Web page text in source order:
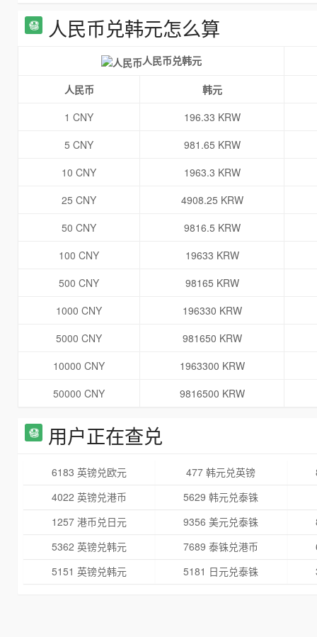
人民币兑韩元怎么算
人民币兑韩元
人民币
韩元
1 CNY
196.33 KRW
5 CNY
981.65 KRW
10 CNY
1963.3 KRW
25 CNY
4908.25 KRW
50 CNY
9816.5 KRW
100 CNY
19633 KRW
500 CNY
98165 KRW
1000 CNY
196330 KRW
5000 CNY
981650 KRW
10000 CNY
1963300 KRW
50000 CNY
9816500 KRW
用户正在查兑
6183 英镑兑欧元 477 韩元兑英镑
4022 英镑兑港币
5629 韩元兑泰铢
1257 港币兑日元
9356 美元兑泰铢
5362 英镑兑韩元
7689 泰铢兑港币
5151 英镑兑韩元
5181 日元兑泰铢